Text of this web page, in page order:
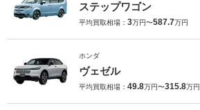
ステップワゴン
平均買取相場： 3万円〜587.7万円
ホンダ
ヴェゼル
平均買取相場： 49.8万円〜315.8万円